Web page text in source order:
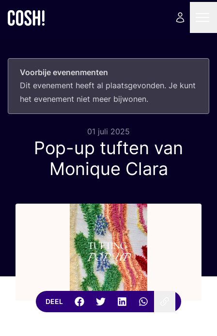
Voorbije evenenmenten
Dit eve­ne­ment heeft al plaats­ge­von­den. Je kunt
het eve­ne­ment niet meer bijwonen.
01 juli 2025
Pop-up tuften van
Monique Clara
DEEL